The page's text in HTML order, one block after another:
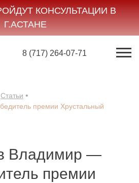
КОНСУЛЬТАЦИИ В
Г.АСТАНЕ
8 (717) 264-07-71
Статьи •
премии Хрустальный
Владимир —
премии